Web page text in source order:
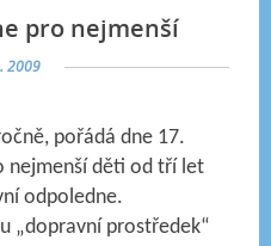
pro nejmenší
2009
pořádá dne 17.
nejmenší děti od tří let
odpoledne.
„dopravní prostředek“